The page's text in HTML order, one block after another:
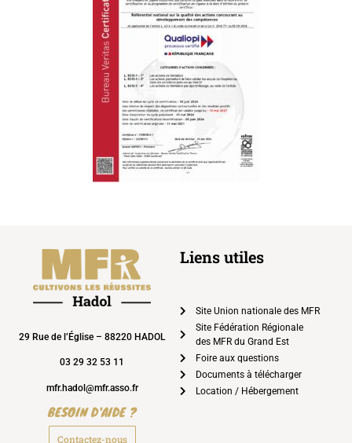
29 Rue de l’Église – 88220 HADOL
03 29 32 53 11
mfr.hadol@mfr.asso.fr
BESOIN D'AIDE ?
Contactez-nous
Liens utiles
Site Union nationale des MFR
Site Fédération Régionale
des MFR du Grand Est
Foire aux questions
Documents à télécharger
Location / Hébergement